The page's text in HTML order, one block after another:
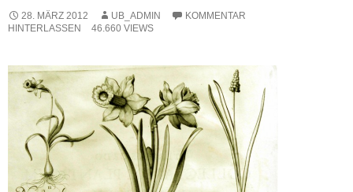
28. MÄRZ 2012 UB_ADMIN
KOMMENTAR
HINTERLASSEN
46.660 VIEWS